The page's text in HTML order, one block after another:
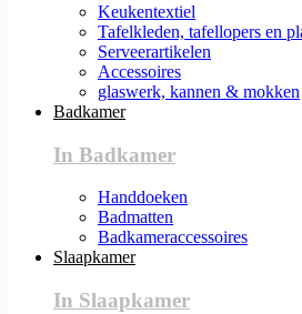
Keukentextiel
Tafelkleden, tafellopers en
Serveerartikelen
Accessoires
glaswerk, kannen & mokken
Badkamer
In Badkamer
Handdoeken
Badmatten
Badkameraccessoires
Slaapkamer
In Slaapkamer